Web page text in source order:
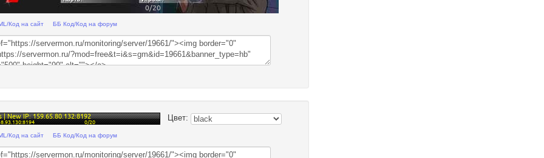
Код на сайт ББ Код/Код на форум
Цвет:
Код на сайт ББ Код/Код на форум